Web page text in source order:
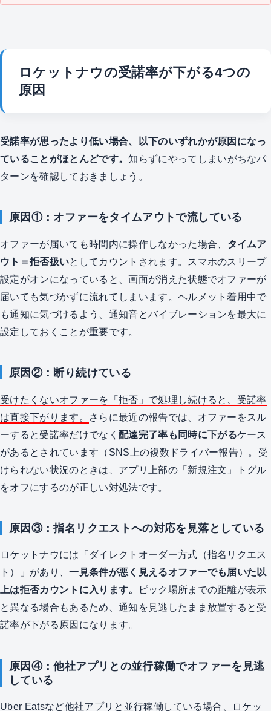
ロケットナウの受諾率が下がる4つの
原因
受諾率が思ったより低い場合、以下のいずれかが原因になっ
ていることがほとんどです。知らずにやってしまいがちなパ
ターンを確認しておきましょう。
原因①：オファーをタイムアウトで流している
オファーが届いても時間内に操作しなかった場合、 タイムア
ウト＝拒否扱いとしてカウントされます。スマホのスリープ
設定がオンになっていると、画面が消えた状態でオファーが
届いても気づかずに流れてしまいます。ヘルメット着用中で
も通知に気づけるよう、通知音とバイブレーションを最大に
設定しておくことが重要です。
原因②：断り続けている
受けたくないオファーを「拒否」で処理し続けると、受諾率
は直接下がります。
さらに最近の報告では、オファーをスル
ーすると受諾率だけでなく 配達完了率も同時に下がるケース
があるとされています（SNS上の複数ドライバー報告）。受
けられない状況のときは、アプリ上部の「新規注文」トグル
をオフにするのが正しい対処法です。
原因③：指名リクエストへの対応を見落としている
ロケットナウには「ダイレクトオーダー方式（指名リクエス
ト）」があり、一見条件が悪く見えるオファーでも届いた以
上は拒否カウントに入ります。
ピック場所までの距離が表示
と異なる場合もあるため、通知を見逃したまま放置すると受
諾率が下がる原因になります。
原因④：他社アプリとの並行稼働でオファーを見逃
している
Uber Eatsなど他社アプリと並行稼働している場合、ロケッ